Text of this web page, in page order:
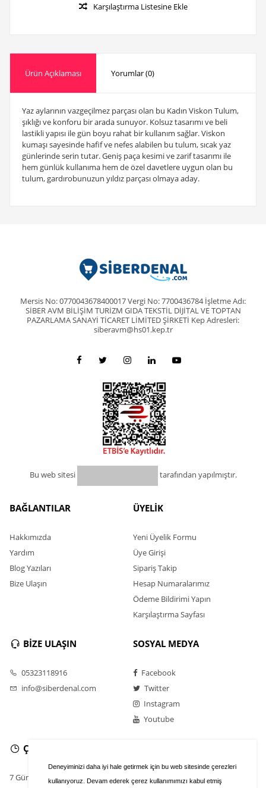
Deneyiminizi daha iyi hale getirmek için bu web sitesinde çerezleri
kullanıyoruz. Devam ederek çerez kullanımımızı kabul etmiş
Karşılaştırma Listesine Ekle
Ürün Açıklaması Yorumlar (0)
Yaz aylarının vazgeçilmez parçası olan bu Kadın Viskon Tulum,
şıklığı ve konforu bir arada sunuyor. Kolsuz tasarımı ve beli
lastikli yapısı ile gün boyu rahat bir kullanım sağlar. Viskon
kumaşı sayesinde hafif ve nefes alabilen bu tulum, sıcak yaz
günlerinde serin tutar. Geniş paça kesimi ve zarif tasarımı ile
hem günlük kullanıma hem de özel davetlere uygun olan bu
tulum, gardırobunuzun yıldız parçası olmaya aday.
Mersis No: 0770043678400017 Vergi No: 7700436784 İşletme Adı:
SİBER AVM BİLİŞİM TURİZM GIDA TEKSTİL DİJİTAL VE TOPTAN
PAZARLAMA SANAYİ TİCARET LİMİTED ŞİRKETİ Kep Adresleri:
siberavm@hs01.kep.tr
Bu web sitesi tarafından yapılmıştır.
BAĞLANTILAR
Hakkımızda
Yardım
Blog Yazıları
Bize Ulaşın
ÜYELİK
Yeni Üyelik Formu
Üye Girişi
Sipariş Takip
Hesap Numaralarımız
Ödeme Bildirimi Yapın
Karşılaştırma Sayfası
BİZE ULAŞIN
05323118916
info@siberdenal.com
SOSYAL MEDYA
Facebook
Twitter
Instagram
Youtube
ÇALIŞMA SAATLERİ
7 Gün / 24 Saat